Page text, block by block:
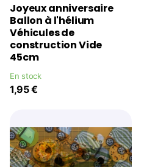
Joyeux anniversaire
Ballon à l'hélium
Véhicules de
construction Vide
45cm
En stock
1,95 €